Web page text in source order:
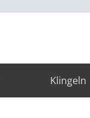
Klingeln